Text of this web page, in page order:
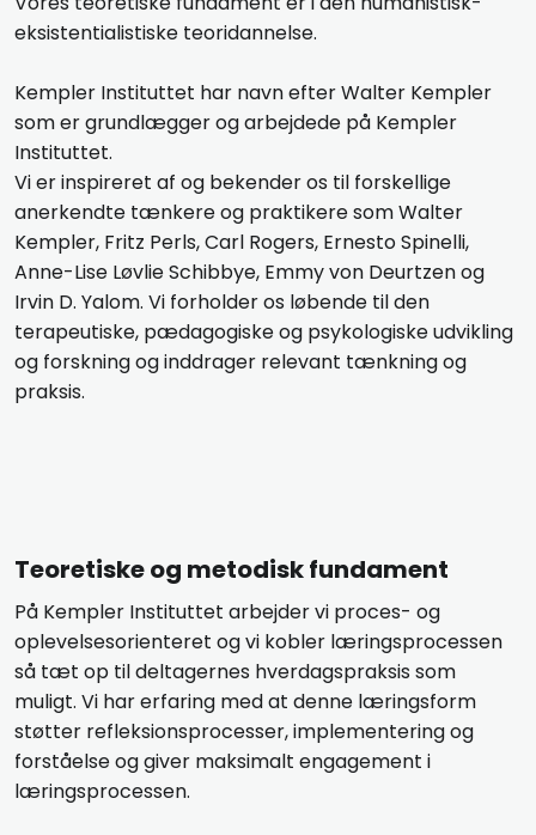
eksistentialistiske teoridannelse.
Kempler Instituttet har navn efter Walter Kempler
som er grundlægger og arbejdede på Kempler
Instituttet.
Vi er inspireret af og bekender os til forskellige
anerkendte tænkere og praktikere som Walter
Kempler, Fritz Perls, Carl Rogers, Ernesto Spinelli,
Anne-Lise Løvlie Schibbye, Emmy von Deurtzen og
Irvin D. Yalom. Vi forholder os løbende til den
terapeutiske, pædagogiske og psykologiske udvikling
og forskning og inddrager relevant tænkning og
praksis.
​Teoretiske og metodisk fundament
På Kempler Instituttet arbejder vi proces- og
oplevelsesorienteret og vi kobler læringsprocessen
så tæt op til deltagernes hverdagspraksis som
muligt. Vi har erfaring med at denne læringsform
støtter refleksionsprocesser, implementering og
forståelse og giver maksimalt engagement i
læringsprocessen.